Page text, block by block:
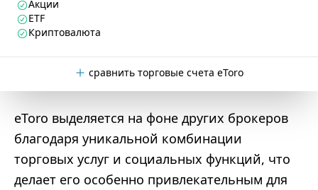
Акции
ETF
Криптовалюта
сравнить торговые счета eToro
eToro выделяется на фоне других брокеров
благодаря уникальной комбинации
торговых услуг и социальных функций, что
делает его особенно привлекательным для